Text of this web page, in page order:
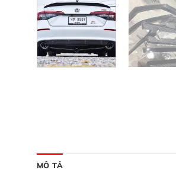
MÔ TẢ